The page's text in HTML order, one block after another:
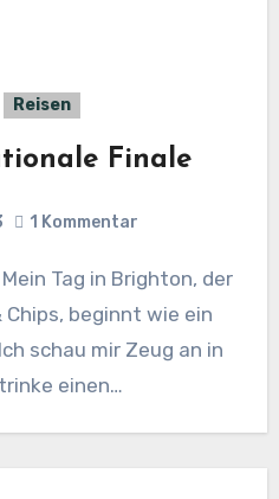
Reisen
Finale
1 Kommentar
Chips, beginnt wie ein
schau mir Zeug an in
einen…